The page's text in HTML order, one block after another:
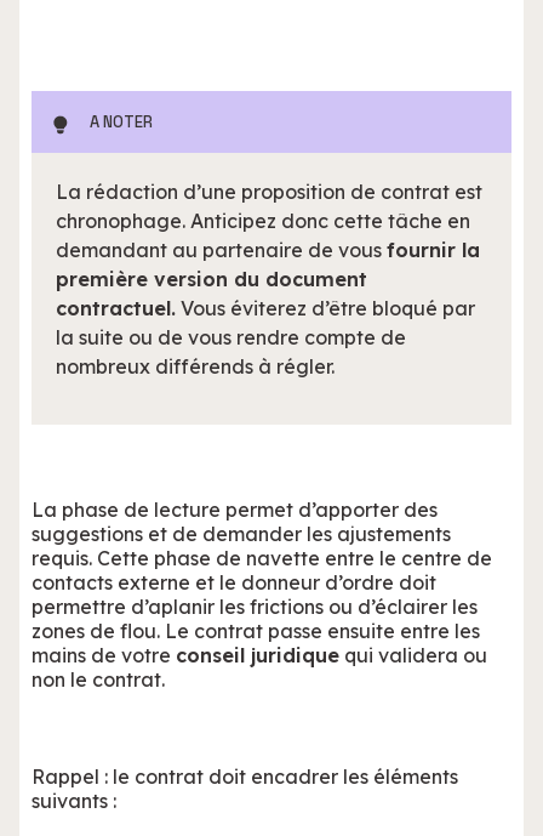
A NOTER
La rédaction d’une proposition de contrat est
chronophage. Anticipez donc cette tâche en
demandant au partenaire de vous fournir la
première version du document
contractuel. Vous éviterez d’être bloqué par
la suite ou de vous rendre compte de
nombreux différends à régler.
La phase de lecture permet d’apporter des
suggestions et de demander les ajustements
requis. Cette phase de navette entre le centre de
contacts externe et le donneur d’ordre doit
permettre d’aplanir les frictions ou d’éclairer les
zones de flou. Le contrat passe ensuite entre les
mains de votre conseil juridique qui validera ou
non le contrat.
Rappel : le contrat doit encadrer les éléments
suivants :